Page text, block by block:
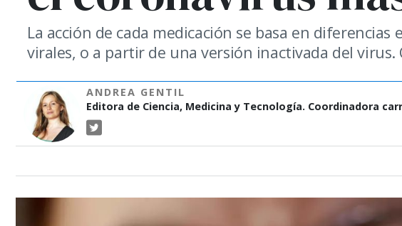
La acción de cada medicación se basa en
virales, o a partir de una versión inactivada del virus.
ANDREA GENTIL
Editora de Ciencia, Medicina y Tecnología. Coordinadora